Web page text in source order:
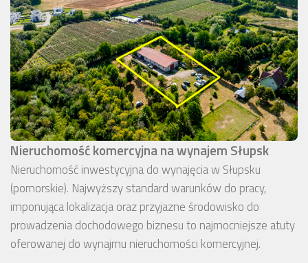
Nieruchomość komercyjna na wynajem Słupsk
Nieruchomość inwestycyjna do wynajęcia w Słupsku
(pomorskie). Najwyższy standard warunków do pracy,
imponująca lokalizacja oraz przyjazne środowisko do
prowadzenia dochodowego biznesu to najmocniejsze atuty
oferowanej do wynajmu nieruchomości komercyjnej.